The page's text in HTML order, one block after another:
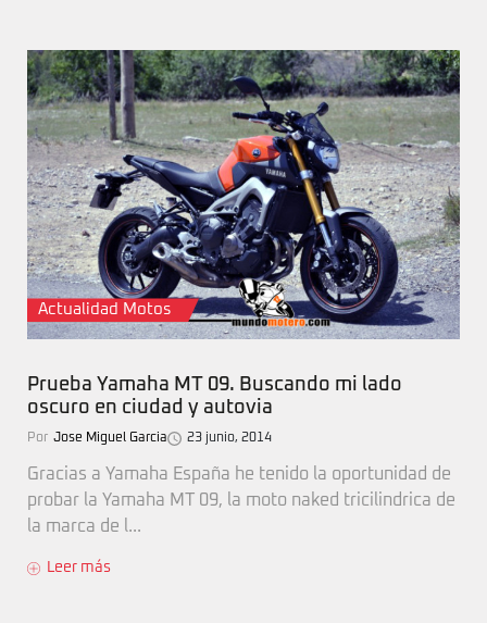
Actualidad Motos
Prueba Yamaha MT 09. Buscando mi lado
oscuro en ciudad y autovia
Por Jose Miguel Garcia 23 junio, 2014
Gracias a Yamaha España he tenido la oportunidad de
probar la Yamaha MT 09, la moto naked tricilindrica de
la marca de l...
Leer más